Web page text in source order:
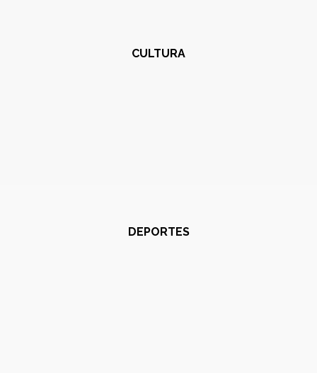
CULTURA
DEPORTES